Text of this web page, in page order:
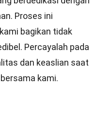
Proses ini
bagikan tidak
Percayalah pada
dan keaslian saat
kami.